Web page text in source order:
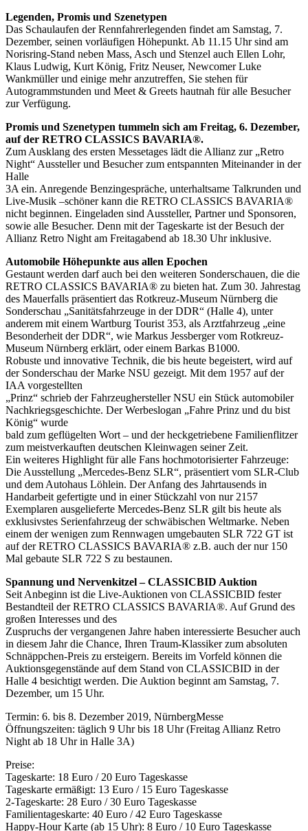
Legenden, Promis und Szenetypen
Das Schaulaufen der Rennfahrerlegenden findet am Samstag, 7.
Dezember, seinen vorläufigen Höhepunkt. Ab 11.15 Uhr sind am
Norisring-Stand neben Mass, Asch und Stenzel auch Ellen Lohr,
Klaus Ludwig, Kurt König, Fritz Neuser, Newcomer Luke
Wankmüller und einige mehr anzutreffen, Sie stehen für
Autogrammstunden und Meet & Greets hautnah für alle Besucher
zur Verfügung.
Promis und Szenetypen tummeln sich am Freitag, 6. Dezember,
auf der RETRO CLASSICS BAVARIA®.
Zum Ausklang des ersten Messetages lädt die Allianz zur „Retro
Night“ Aussteller und Besucher zum entspannten Miteinander in der
Halle
3A ein. Anregende Benzingespräche, unterhaltsame Talkrunden und
Live-Musik –schöner kann die RETRO CLASSICS BAVARIA®
nicht beginnen. Eingeladen sind Aussteller, Partner und Sponsoren,
sowie alle Besucher. Denn mit der Tageskarte ist der Besuch der
Allianz Retro Night am Freitagabend ab 18.30 Uhr inklusive.
Automobile Höhepunkte aus allen Epochen
Gestaunt werden darf auch bei den weiteren Sonderschauen, die die
RETRO CLASSICS BAVARIA® zu bieten hat. Zum 30. Jahrestag
des Mauerfalls präsentiert das Rotkreuz-Museum Nürnberg die
Sonderschau „Sanitätsfahrzeuge in der DDR“ (Halle 4), unter
anderem mit einem Wartburg Tourist 353, als Arztfahrzeug „eine
Besonderheit der DDR“, wie Markus Jessberger vom Rotkreuz-
Museum Nürnberg erklärt, oder einem Barkas B1000.
Robuste und innovative Technik, die bis heute begeistert, wird auf
der Sonderschau der Marke NSU gezeigt. Mit dem 1957 auf der
IAA vorgestellten
„Prinz“ schrieb der Fahrzeughersteller NSU ein Stück automobiler
Nachkriegsgeschichte. Der Werbeslogan „Fahre Prinz und du bist
König“ wurde
bald zum geflügelten Wort – und der heckgetriebene Familienflitzer
zum meistverkauften deutschen Kleinwagen seiner Zeit.
Ein weiteres Highlight für alle Fans hochmotorisierter Fahrzeuge:
Die Ausstellung „Mercedes-Benz SLR“, präsentiert vom SLR-Club
und dem Autohaus Löhlein. Der Anfang des Jahrtausends in
Handarbeit gefertigte und in einer Stückzahl von nur 2157
Exemplaren ausgelieferte Mercedes-Benz SLR gilt bis heute als
exklusivstes Serienfahrzeug der schwäbischen Weltmarke. Neben
einem der wenigen zum Rennwagen umgebauten SLR 722 GT ist
auf der RETRO CLASSICS BAVARIA® z.B. auch der nur 150
Mal gebaute SLR 722 S zu bestaunen.
Spannung und Nervenkitzel – CLASSICBID Auktion
Seit Anbeginn ist die Live-Auktionen von CLASSICBID fester
Bestandteil der RETRO CLASSICS BAVARIA®. Auf Grund des
großen Interesses und des
Zuspruchs der vergangenen Jahre haben interessierte Besucher auch
in diesem Jahr die Chance, Ihren Traum-Klassiker zum absoluten
Schnäppchen-Preis zu ersteigern. Bereits im Vorfeld können die
Auktionsgegenstände auf dem Stand von CLASSICBID in der
Halle 4 besichtigt werden. Die Auktion beginnt am Samstag, 7.
Dezember, um 15 Uhr.
Termin: 6. bis 8. Dezember 2019, NürnbergMesse
Öffnungszeiten: täglich 9 Uhr bis 18 Uhr (Freitag Allianz Retro
Night ab 18 Uhr in Halle 3A)
Preise:
Tageskarte: 18 Euro / 20 Euro Tageskasse
Tageskarte ermäßigt: 13 Euro / 15 Euro Tageskasse
2-Tageskarte: 28 Euro / 30 Euro Tageskasse
Familientageskarte: 40 Euro / 42 Euro Tageskasse
Happy-Hour Karte (ab 15 Uhr): 8 Euro / 10 Euro Tageskasse